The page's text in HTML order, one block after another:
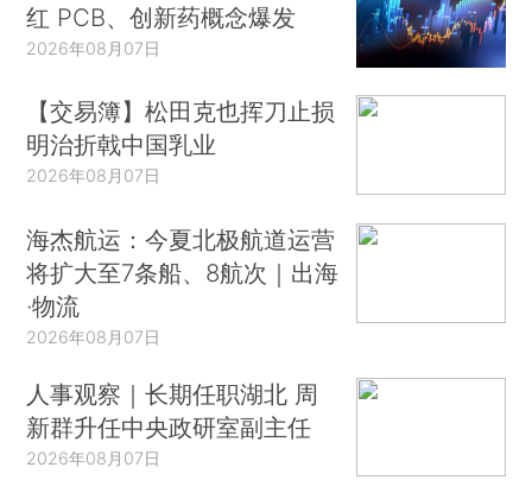
红 PCB、创新药概念爆发
2026年08月07日
【交易簿】松田克也挥刀止损
明治折戟中国乳业
2026年08月07日
海杰航运：今夏北极航道运营
将扩大至7条船、8航次｜出海
·物流
2026年08月07日
人事观察｜长期任职湖北 周
新群升任中央政研室副主任
2026年08月07日